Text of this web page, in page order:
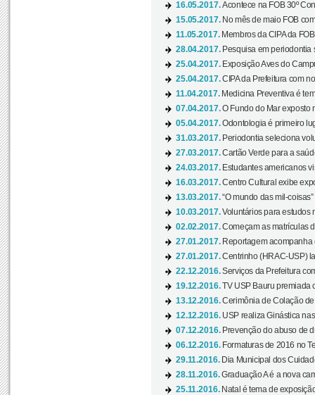
16.05.2017.Acontece na FOB 30º
15.05.2017. No mês de maio FOB
11.05.2017. Membros da CIPA da
28.04.2017. Pesquisa em periodontia
25.04.2017. Exposição Aves do
25.04.2017.CIPA da Prefeitura com
11.04.2017. Medicina Preventiva é
07.04.2017.O Fundo do Mar exposto
05.04.2017.Odontologia é primeiro
31.03.2017. Periodontia seleciona
27.03.2017.Cartão Verde para a
24.03.2017. Estudantes americanos
16.03.2017.Centro Cultural exibe
13.03.2017.“O mundo das mil-
10.03.2017.Voluntários para estudos
02.02.2017.Começam as matrículas
27.01.2017. Reportagem
27.01.2017.Centrinho (HRAC-USP)
22.12.2016.Serviços da Prefeitura
19.12.2016.TV USP Bauru premiada
13.12.2016.Cerimônia de Colação
12.12.2016. USP realiza Ginástica
07.12.2016. Prevenção do abuso de
06.12.2016. Formaturas de 2016 no
29.11.2016. Dia Municipal dos
28.11.2016.Graduação A é a nova
25.11.2016. Natal é tema de